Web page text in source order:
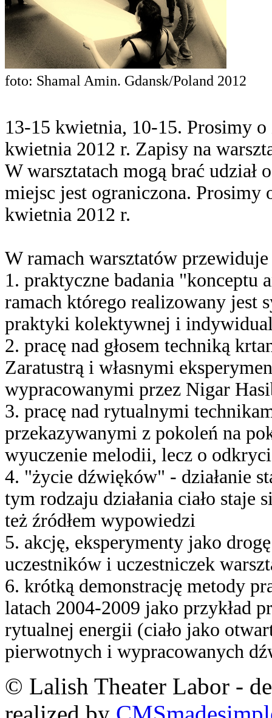
foto: Shamal Amin. Gdansk/Poland 2012
13-15 kwietnia, 10-15. Prosimy
kwietnia 2012 r. Zapisy na
W warsztatach mogą brać
miejsc jest ograniczona. Prosimy
kwietnia 2012 r.
W ramach warsztatów
1. praktyczne badania "konceptu
ramach którego realizowany jest
praktyki kolektywnej i
2. pracę nad głosem techniką
Zaratustrą i własnymi
wypracowanymi przez Nigar
3. pracę nad rytualnymi
przekazywanymi z pokoleń na
wyuczenie melodii, lecz o
4. "życie dźwięków" - działanie
tym rodzaju działania ciało
też źródłem wypowiedzi
5. akcję, eksperymenty jako
uczestników i uczestniczek
6. krótką demonstrację metody
latach 2004-2009 jako przykład
rytualnej energii (ciało jako
pierwotnych i wypracowanych
© Lalish Theater Labor -